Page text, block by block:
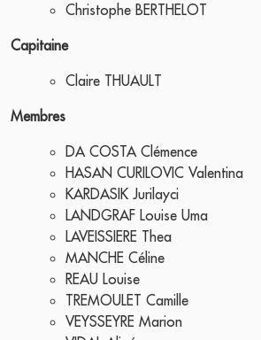
Christophe BERTHELOT
Capitaine
Claire THUAULT
Membres
DA COSTA Clémence
HASAN CURILOVIC Valentina
KARDASIK Jurilayci
LANDGRAF Louise Uma
LAVEISSIERE Thea
MANCHE Céline
REAU Louise
TREMOULET Camille
VEYSSEYRE Marion